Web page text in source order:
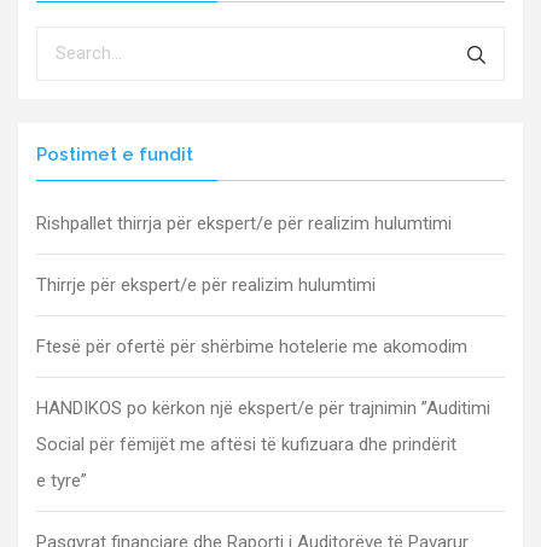
Postimet e fundit
Rishpallet thirrja për ekspert/e për realizim hulumtimi
Thirrje për ekspert/e për realizim hulumtimi
Ftesë për ofertë për shërbime hotelerie me akomodim
HANDIKOS po kërkon një ekspert/e për trajnimin ”Auditimi
Social për fëmijët me aftësi të kufizuara dhe prindërit
e tyre”
Pasqyrat financiare dhe Raporti i Auditorëve të Pavarur